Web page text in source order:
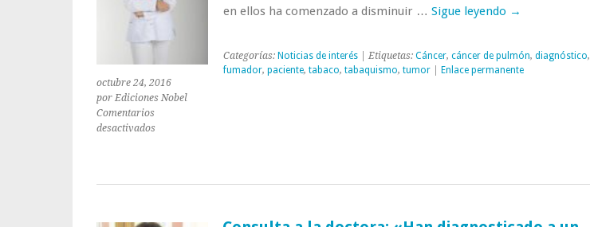
octubre 24, 2016
por Ediciones Nobel
Comentarios
desactivadosen
Día
en ellos ha comenzado a disminuir … Sigue leyendo →
Categorías: Noticias de interés| Etiquetas: Cáncer, cáncer de pulmón, diagnóstico,
fumador, paciente, tabaco, tabaquismo, tumor| Enlace permanente